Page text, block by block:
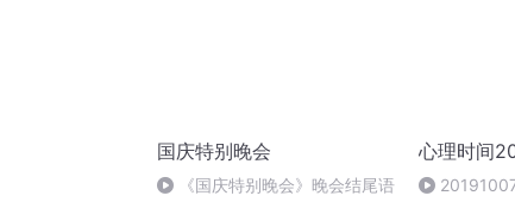
国庆特别晚会
《国庆特别晚会》晚会结尾语
心理时间